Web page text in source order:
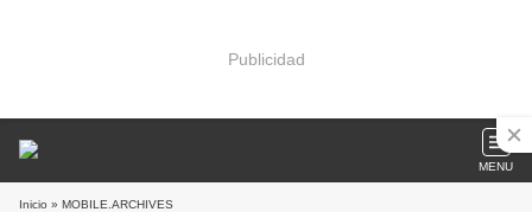
Publicidad
MENU
Inicio » MOBILE.ARCHIVES